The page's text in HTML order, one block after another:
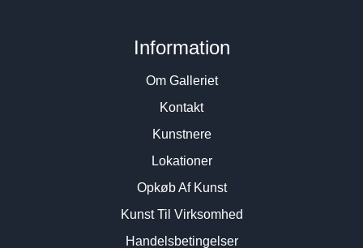
Information
Om Galleriet
Kontakt
Kunstnere
Lokationer
Opkøb Af Kunst
Kunst Til Virksomhed
Handelsbetingelser